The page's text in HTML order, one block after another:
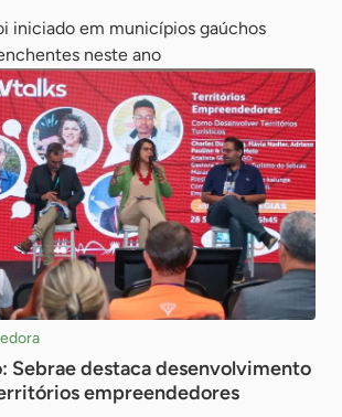
iniciado em municípios gaúchos
neste ano
Sebrae destaca desenvolvimento
empreendedores